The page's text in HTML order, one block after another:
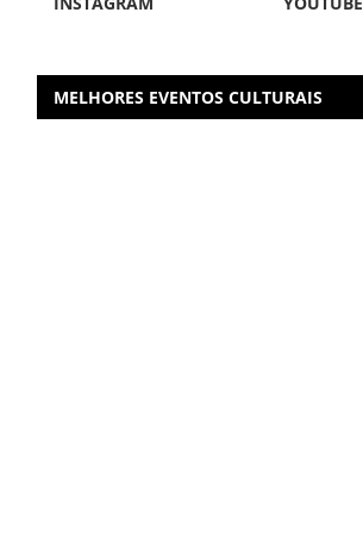
MELHORES EVENTOS CULTURAIS